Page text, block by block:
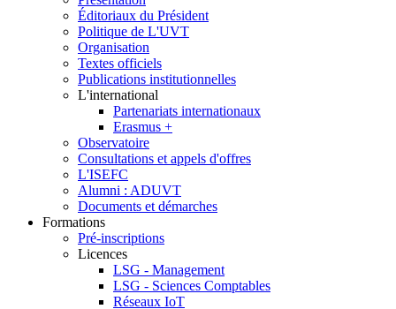
Éditoriaux du Président
Politique de L'UVT
Organisation
Textes officiels
Publications institutionnelles
L'international
Partenariats internationaux
Erasmus +
Observatoire
Consultations et appels d'offres
L'ISEFC
Alumni : ADUVT
Documents et démarches
Formations
Pré-inscriptions
Licences
LSG - Management
LSG - Sciences Comptables
Réseaux IoT